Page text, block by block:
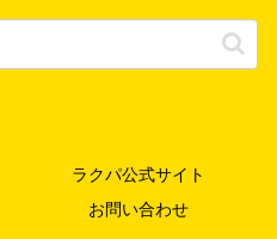
ラクパ公式サイト
お問い合わせ